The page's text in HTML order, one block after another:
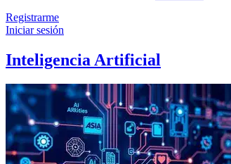
Registrarme
Iniciar sesión
Inteligencia Artificial